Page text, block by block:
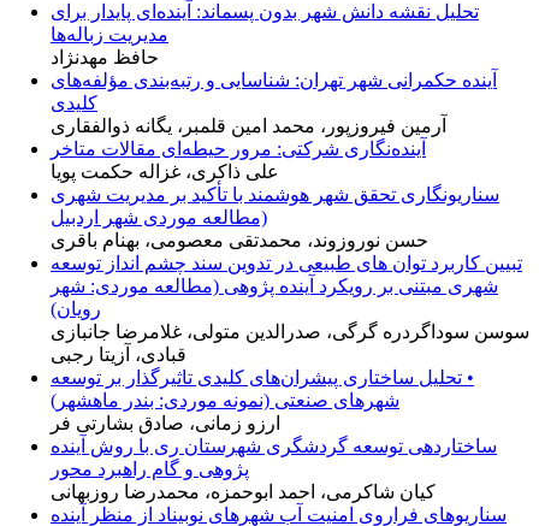
تحلیل نقشه دانش شهر بدون پسماند: آینده‌ای پایدار برای
مدیریت زباله‌ها
حافظ مهدنژاد
آینده حکمرانی شهر تهران: شناسایی و رتبه‌بندی مؤلفه‌های
کلیدی
آرمین فیروزپور، محمد امین قلمبر، یگانه ذوالفقاری
آینده‌نگاری شرکتی: مرور حیطه‌ای مقالات متاخر
علی ذاکری، غزاله حکمت پویا
سناریونگاری تحقق شهر هوشمند با تأکید بر مدیریت شهری
(مطالعه موردی شهر اردبیل
حسن نوروزوند، محمدتقی معصومی، بهنام باقری
تبیین کاربرد توان های طبیعی در تدوین سند چشم انداز توسعه
شهری مبتنی بر رویکرد آینده پژوهی (مطالعه موردی: شهر
رویان)
سوسن سوداگردره گرگی، صدرالدین متولی، غلامرضا جانبازی
قبادی، آزیتا رجبی
• تحلیل ساختاری پیشران‌های کلیدی تاثیرگذار بر توسعه
شهرهای صنعتی (نمونه موردی: بندر ماهشهر)
ارزو زمانی، صادق بشارتی فر
ساختاردهی توسعه گردشگری شهرستان ری با روش آینده
پژوهی و گام راهبرد محور
کیان شاکرمی، احمد ابوحمزه، محمدرضا روزبهانی